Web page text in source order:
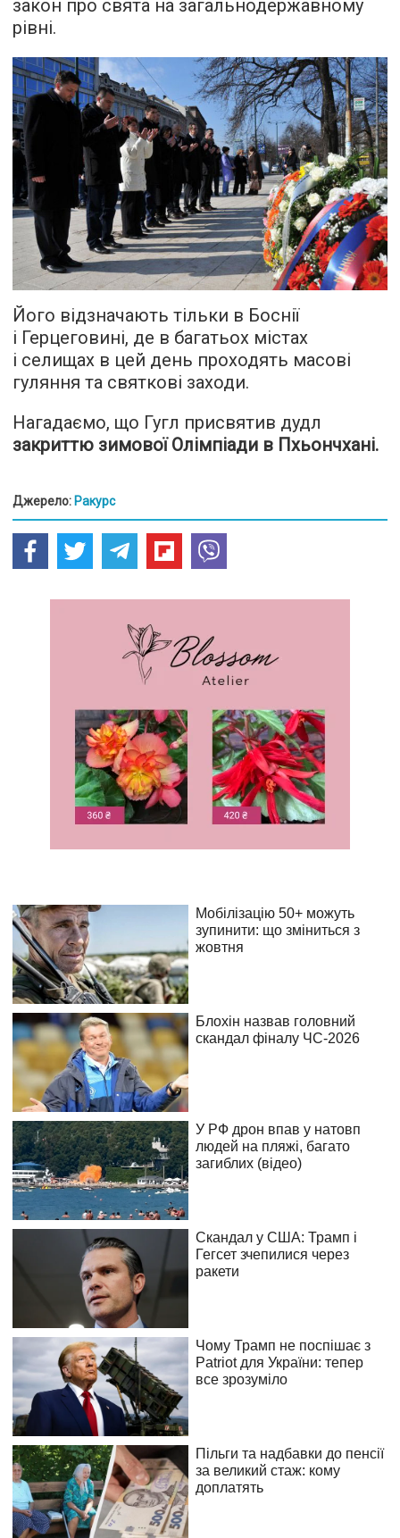
закон про свята на загальнодержавному
рівні.
Його відзначають тільки в Боснії
і Герцеговині, де в багатьох містах
і селищах в цей день проходять масові
гуляння та святкові заходи.
Нагадаємо, що Гугл присвятив дудл
закриттю зимової Олімпіади в Пхьончхані.
Джерело: Ракурс